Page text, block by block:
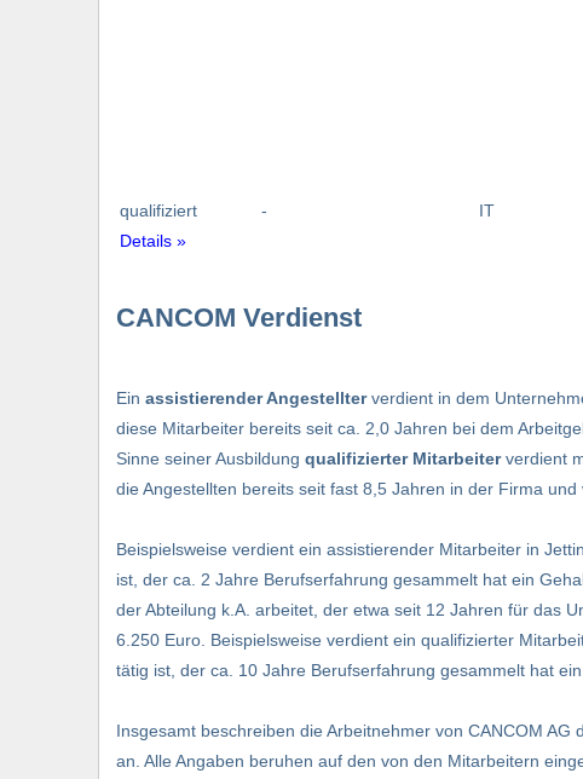
qualifiziert
Details »
- IT
CANCOM Verdienst
Ein assistierender Angestellterverdient in dem
diese Mitarbeiter bereits seit ca. 2,0 Jahren bei dem
Sinne seiner Ausbildung qualifizierter Mitarbeiterverdient
die Angestellten bereits seit fast 8,5 Jahren in der Firma
Beispielsweise verdient ein assistierender Mitarbeiter in
ist, der ca. 2 Jahre Berufserfahrung gesammelt hat ein
der Abteilung k.A. arbeitet, der etwa seit 12 Jahren für das
6.250 Euro. Beispielsweise verdient ein qualifizierter
tätig ist, der ca. 10 Jahre Berufserfahrung gesammelt hat
Insgesamt beschreiben die Arbeitnehmer von CANCOM AG
an. Alle Angaben beruhen auf den von den Mitarbeitern